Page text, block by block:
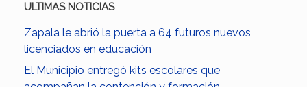
ULTIMAS NOTICIAS
Zapala le abrió la puerta a 64 futuros nuevos
licenciados en educación
El Municipio entregó kits escolares que